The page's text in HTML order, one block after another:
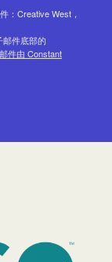
：Creative West，
件底部的
件由 Constant